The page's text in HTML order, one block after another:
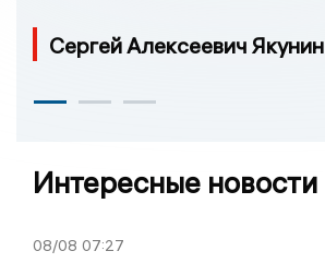
Сергей Алексеевич Якунин
Интересные новости
08/08 07:27